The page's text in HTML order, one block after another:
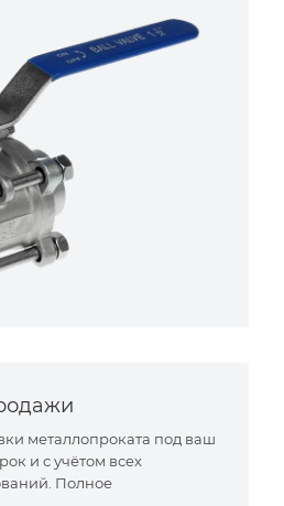
металлопроката под ваш
и с учётом всех
Полное